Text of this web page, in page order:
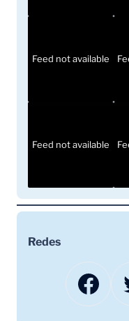
Feed not available
Feed not available
Redes
Facebook